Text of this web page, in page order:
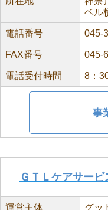
ベル
電話番号 045-
FAX番号 045-
電話受付時間 8：
事
ＧＴＬケアサー
運営主体 グッ